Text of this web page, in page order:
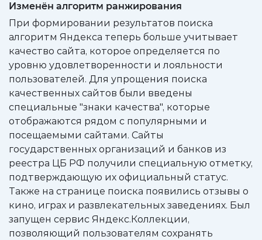
Изменён алгоритм ранжирования
При формировании результатов поиска
алгоритм Яндекса теперь больше учитывает
качество сайта, которое определяется по
уровню удовлетворенности и лояльности
пользователей. Для упрощения поиска
качественных сайтов были введены
специальные "знаки качества", которые
отображаются рядом с популярными и
посещаемыми сайтами. Сайты
государственных организаций и банков из
реестра ЦБ РФ получили специальную отметку,
подтверждающую их официальный статус.
Также на странице поиска появились отзывы о
кино, играх и развлекательных заведениях. Был
запущен сервис Яндекс.Коллекции,
позволяющий пользователям сохранять